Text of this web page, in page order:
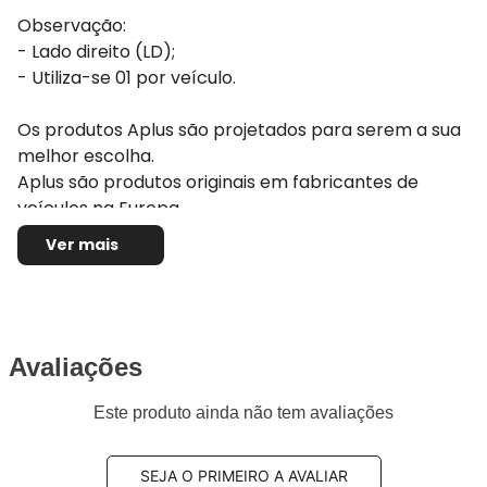
Observação:
- Lado direito (LD);
- Utiliza-se 01 por veículo.
Os produtos Aplus são projetados para serem a sua
melhor escolha.
Aplus são produtos originais em fabricantes de
veículos na Europa.
São ideais para aqueles consumidores que se
recusam a terem que escolher entre preço ou
padrões originais estipulados pela montadora do seu
e a dirigibilidade original do seu veículo escolha a
Ver mais
Avaliações
Este produto ainda não tem avaliações
SEJA O PRIMEIRO A AVALIAR